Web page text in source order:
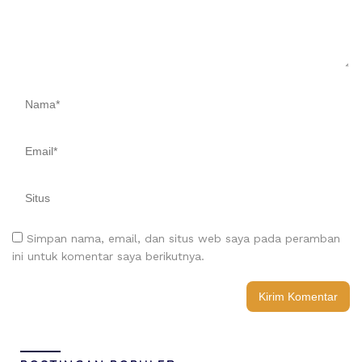
Simpan nama, email, dan situs web saya pada peramban
ini untuk komentar saya berikutnya.